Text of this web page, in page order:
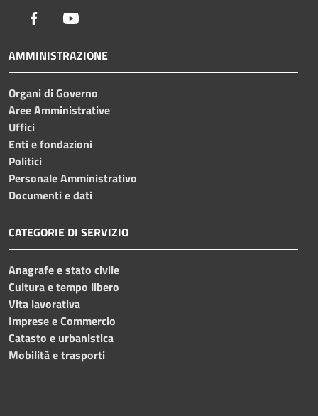
Facebook
AMMINISTRAZIONE
Organi di Governo
Aree Amministrative
Uffici
Enti e fondazioni
Politici
Personale Amministrativo
Documenti e dati
CATEGORIE DI SERVIZIO
Anagrafe e stato civile
Cultura e tempo libero
Vita lavorativa
Imprese e Commercio
Catasto e urbanistica
Mobilità e trasporti